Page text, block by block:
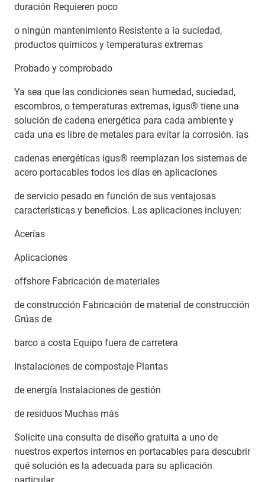
duración Requieren poco
o ningún mantenimiento Resistente a la suciedad,
productos químicos y temperaturas extremas
Probado y comprobado
Ya sea que las condiciones sean humedad, suciedad,
escombros, o temperaturas extremas, igus® tiene una
solución de cadena energética para cada ambiente y
cada una es libre de metales para evitar la corrosión. las
cadenas energéticas igus® reemplazan los sistemas de
acero portacables todos los días en aplicaciones
de servicio pesado en función de sus ventajosas
características y beneficios. Las aplicaciones incluyen:
Acerías
Aplicaciones
offshore Fabricación de materiales
de construcción Fabricación de material de construcción
Grúas de
barco a costa Equipo fuera de carretera
Instalaciones de compostaje Plantas
de energía Instalaciones de gestión
de residuos Muchas más
Solicite una consulta de diseño gratuita a uno de
nuestros expertos internos en portacables para descubrir
qué solución es la adecuada para su aplicación